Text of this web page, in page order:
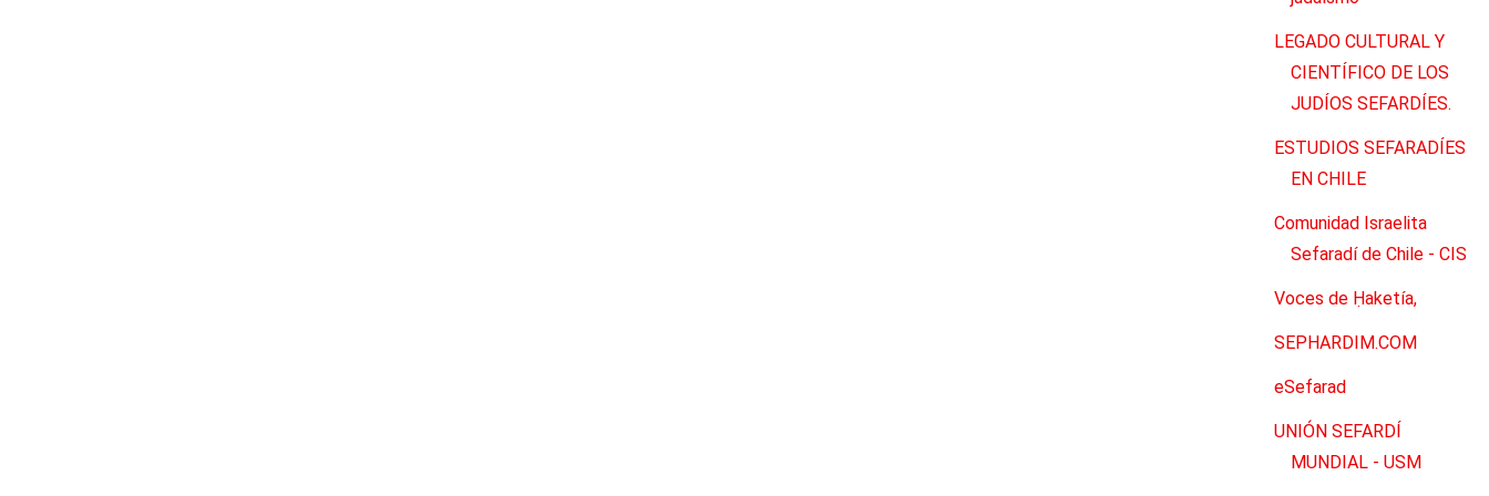
LEGADO CULTURAL Y
CIENTÍFICO DE LOS
JUDÍOS SEFARDÍES.
ESTUDIOS SEFARADÍES
EN CHILE
Comunidad Israelita
Sefaradí de Chile - CIS
Voces de Ḥaketía,
SEPHARDIM.COM
eSefarad
UNIÓN SEFARDÍ
MUNDIAL - USM